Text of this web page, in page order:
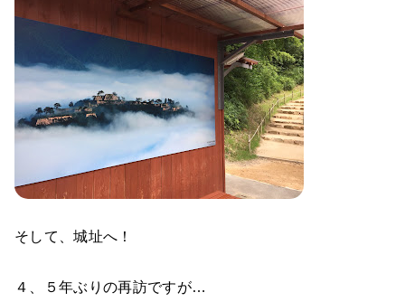
そして、城址へ！
４、５年ぶりの再訪ですが…